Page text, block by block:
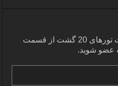
جهت اطلاع از آفرها و تخفیفات تورهای 20 گشت از قسمت
عضو شوید.